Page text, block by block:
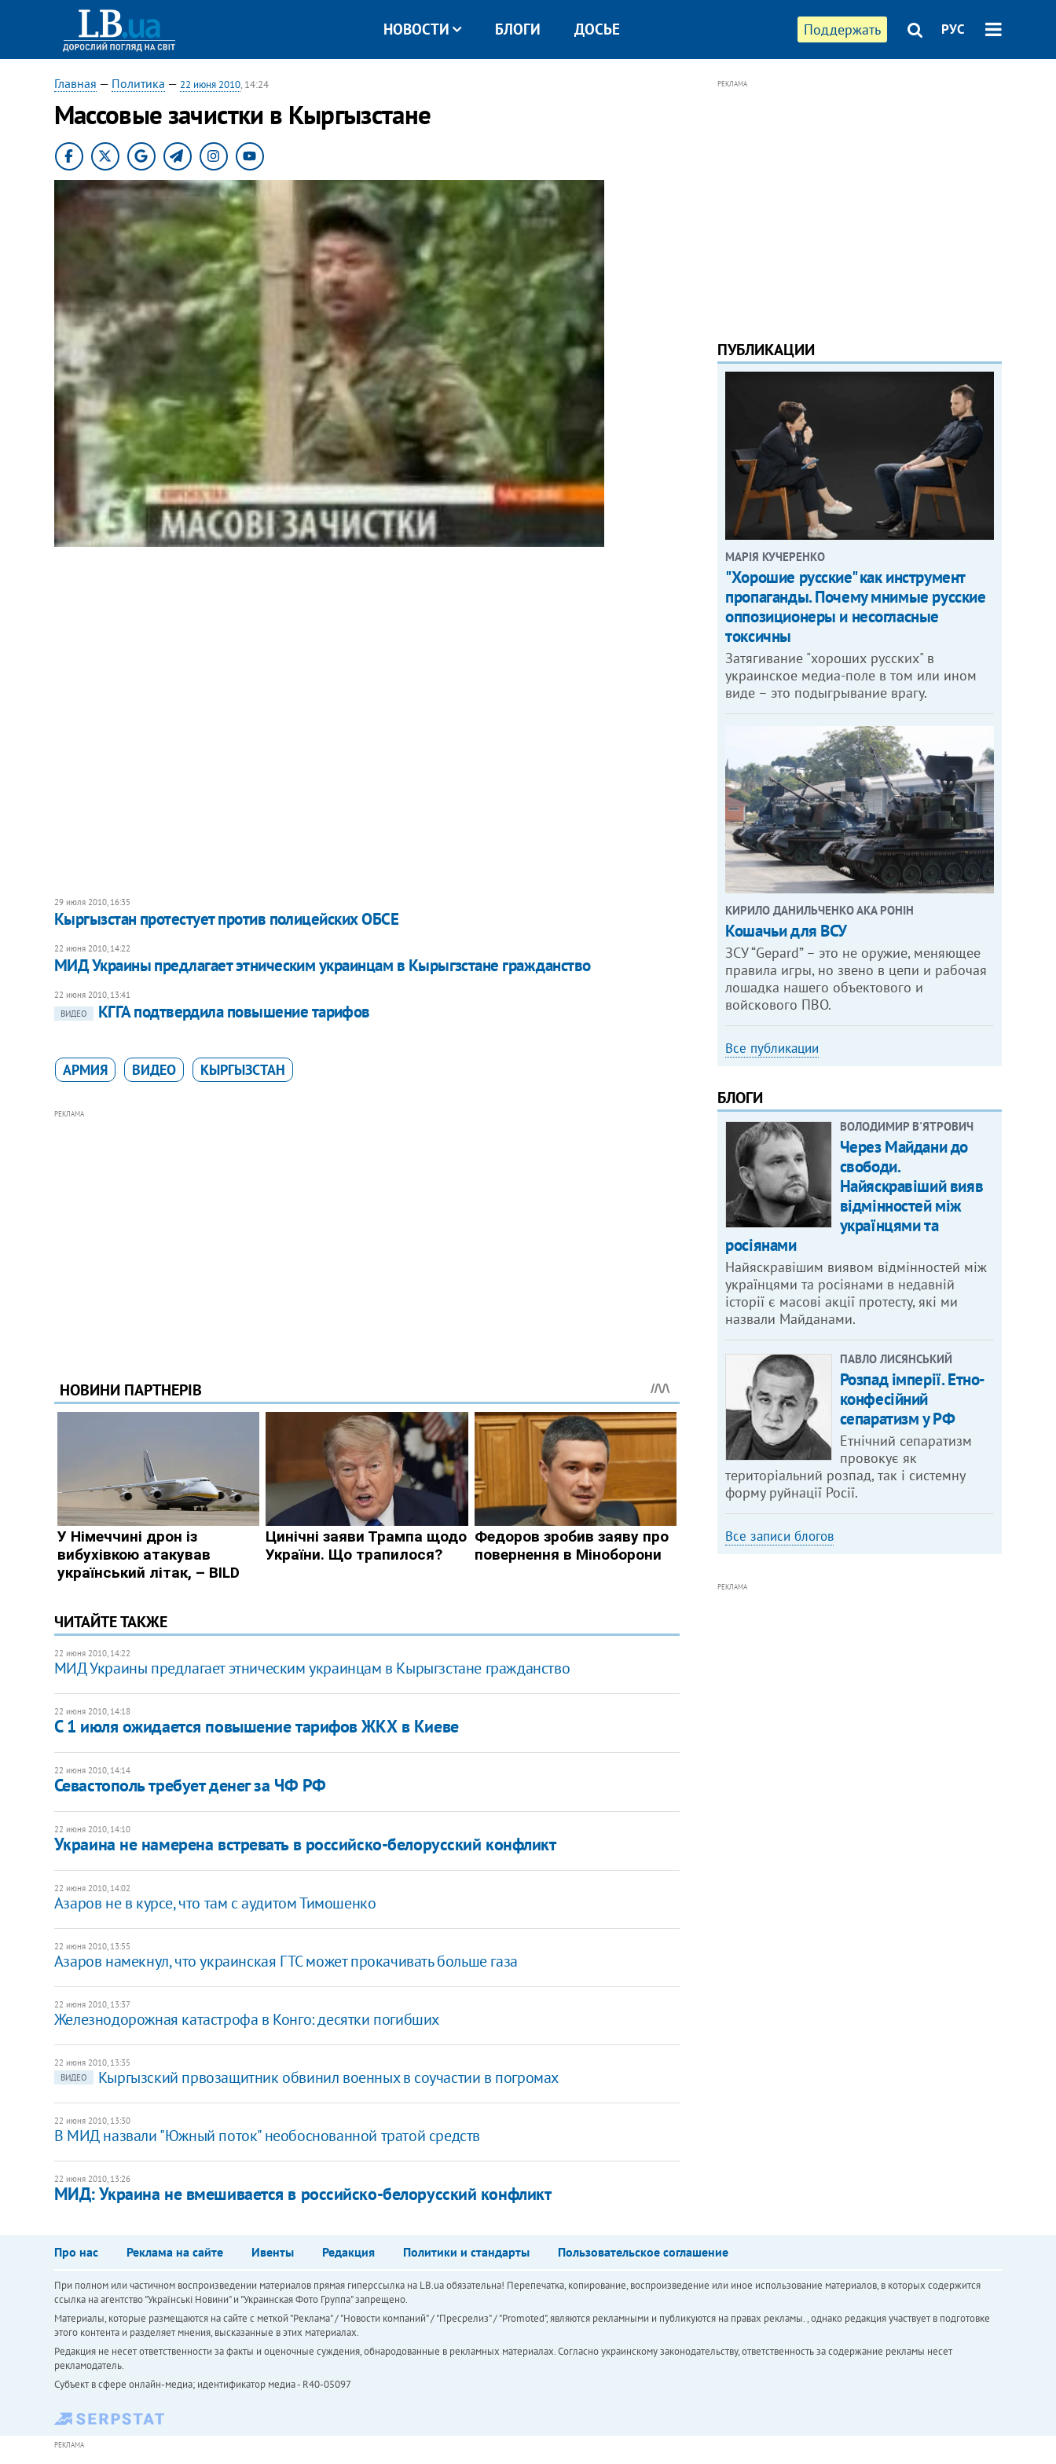
Поддержать РУС
НОВОСТИ БЛОГИ ДОСЬЕ
Главная — Политика — 22 июня 2010, 14:24
Массовые зачистки в Кыргызстане
29 июля 2010, 16:35
Кыргызстан протестует против полицейских ОБСЕ
22 июня 2010, 14:22
МИД Украины предлагает этническим украинцам в Кырыгзстане гражданство
22 июня 2010, 13:41
ВИДЕО
КГГА подтвердила повышение тарифов
АРМИЯ ВИДЕО КЫРГЫЗСТАН
РЕКЛАМА
ЧИТАЙТЕ ТАКЖЕ
22 июня 2010, 14:22
МИД Украины предлагает этническим украинцам в Кырыгзстане гражданство
22 июня 2010, 14:18
С 1 июля ожидается повышение тарифов ЖКХ в Киеве
22 июня 2010, 14:14
Севастополь требует денег за ЧФ РФ
22 июня 2010, 14:10
Украина не намерена встревать в российско-белорусский конфликт
22 июня 2010, 14:02
Азаров не в курсе, что там с аудитом Тимошенко
22 июня 2010, 13:55
Азаров намекнул, что украинская ГТС может прокачивать больше газа
22 июня 2010, 13:37
Железнодорожная катастрофа в Конго: десятки погибших
22 июня 2010, 13:35
ВИДЕО
Кыргызский првозащитник обвинил военных в соучастии в погромах
22 июня 2010, 13:30
В МИД назвали "Южный поток" необоснованной тратой средств
22 июня 2010, 13:26
МИД: Украина не вмешивается в российско-белорусский конфликт
РЕКЛАМА
ПУБЛИКАЦИИ
МАРІЯ КУЧЕРЕНКО
"Хорошие русские" как инструмент
пропаганды. Почему мнимые русские
оппозиционеры и несогласные
токсичны
Затягивание "хороших русских" в
украинское медиа-поле в том или ином
виде – это подыгрывание врагу.
КИРИЛО ДАНИЛЬЧЕНКО АКА РОНІН
Кошачьи для ВСУ
ЗСУ “Gepard” – это не оружие, меняющее
правила игры, но звено в цепи и рабочая
лошадка нашего объектового и
войскового ПВО.
Все публикации
БЛОГИ
ВОЛОДИМИР В'ЯТРОВИЧ
Через Майдани до
свободи.
Найяскравіший вияв
відмінностей між
українцями та
росіянами
Найяскравішим виявом відмінностей між
українцями та росіянами в недавній
історії є масові акції протесту, які ми
назвали Майданами.
ПАВЛО ЛИСЯНСЬКИЙ
Розпад імперії. Етно-
конфесійний
сепаратизм у РФ
Етнічний сепаратизм
провокує як
територіальний розпад, так і системну
форму руйнації Росії.
Все записи блогов
РЕКЛАМА
Про нас Реклама на сайте Ивенты Редакция Политики и стандарты Пользовательское соглашение
При полном или частичном воспроизведении материалов прямая гиперссылка на LB.ua обязательна! Перепечатка, копирование, воспроизведение или иное использование материалов, в которых содержится
ссылка на агентство "Українськi Новини" и "Украинская Фото Группа" запрещено.
Материалы, которые размещаются на сайте с меткой "Реклама" / "Новости компаний" / "Пресрелиз" / "Promoted", являются рекламными и публикуются на правах рекламы. , однако редакция участвует в подготовке
этого контента и разделяет мнения, высказанные в этих материалах.
Редакция не несет ответственности за факты и оценочные суждения, обнародованные в рекламных материалах. Согласно украинскому законодательству, ответственность за содержание рекламы несет
рекламодатель.
Субъект в сфере онлайн-медиа; идентификатор медиа - R40-05097
РЕКЛАМА